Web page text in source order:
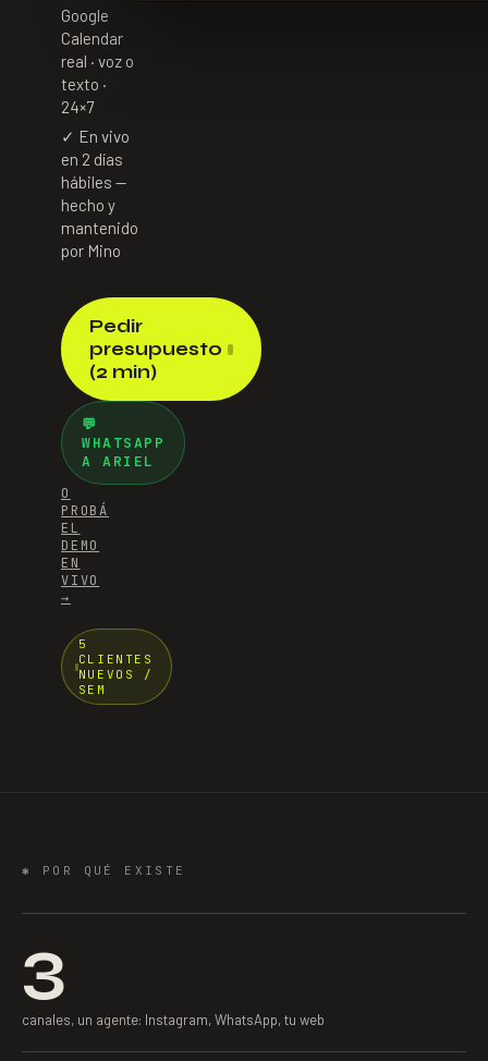
Google
Calendar
real · voz o
texto ·
24×7
✓ En vivo
en 2 días
hábiles —
hecho y
mantenido
por Mino
Pedir
presupuesto
(2 min)
💬
WHATSAPP
A ARIEL
O
PROBÁ
EL
DEMO
EN
VIVO
→
5
CLIENTES
NUEVOS /
SEM
✱ POR QUÉ EXISTE
3
canales, un agente: Instagram, WhatsApp, tu web